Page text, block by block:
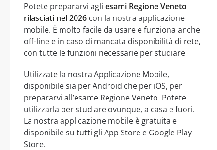
Potete prepararvi agli esami Regione Veneto
rilasciati nel 2026 con la nostra applicazione
mobile. È molto facile da usare e funziona anche
off-line e in caso di mancata disponibilità di rete,
con tutte le funzioni necessarie per studiare.
Utilizzate la nostra Applicazione Mobile,
disponibile sia per Android che per iOS, per
prepararvi all’esame Regione Veneto. Potete
utilizzarla per studiare ovunque, a casa e fuori.
La nostra applicazione mobile è gratuita e
disponibile su tutti gli App Store e Google Play
Store.